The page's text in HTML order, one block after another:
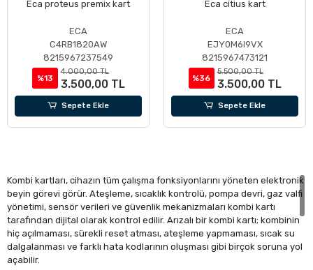
Eca proteus premix kart
ECA
C4RB1820AW
8215967237549
%13
4.000,00 TL
3.500,00 TL
Sepete Ekle
Eca citius kart
ECA
EJY0M6I9VX
8215967473121
%36
5.500,00 TL
3.500,00 TL
Sepete Ekle
Kombi kartları, cihazın tüm çalışma fonksiyonlarını yöneten elektronik
beyin görevi görür. Ateşleme, sıcaklık kontrolü, pompa devri, gaz valfi
yönetimi, sensör verileri ve güvenlik mekanizmaları kombi kartı
tarafından dijital olarak kontrol edilir. Arızalı bir kombi kartı; kombinin
hiç açılmaması, sürekli reset atması, ateşleme yapmaması, sıcak su
dalgalanması ve farklı hata kodlarının oluşması gibi birçok soruna yol
açabilir.